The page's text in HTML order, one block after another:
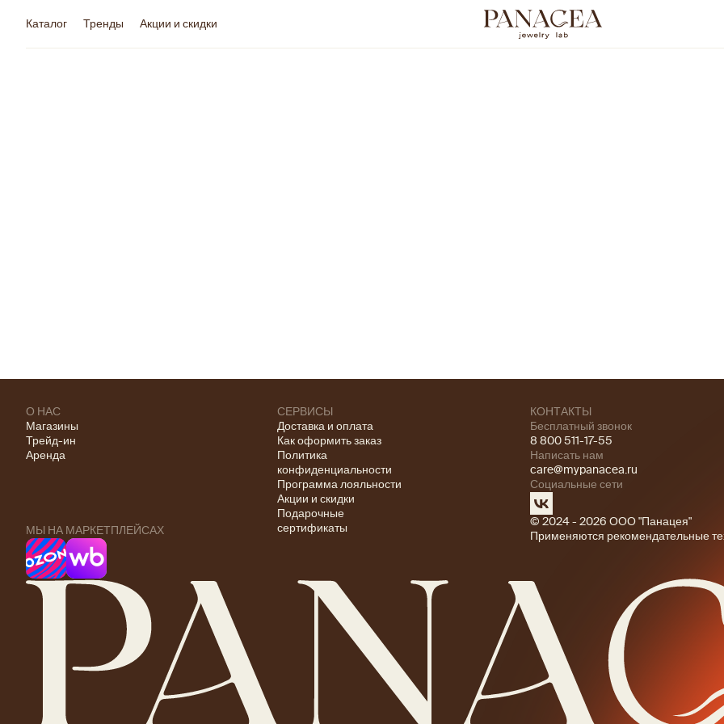
Каталог Тренды Акции и скидки
О НАС
Магазины
Трейд-ин
Аренда
МЫ НА МАРКЕТПЛЕЙСАХ
СЕРВИСЫ
Доставка и оплата
Как оформить заказ
Политика
конфиденциальности
Программа лояльности
Акции и скидки
Подарочные
сертификаты
КОНТАКТЫ
Бесплатный звонок
8 800 511-17-55
Написать нам
care@mypanacea.ru
Социальные сети
© 2024 - 2026 ООО "Панацея"
Применяются рекомендательные